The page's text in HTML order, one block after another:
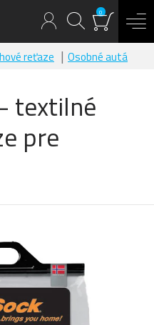
0
reťaze Osobné autá
textilné
pre